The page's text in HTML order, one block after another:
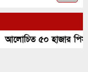
৫০ হাজার পিস